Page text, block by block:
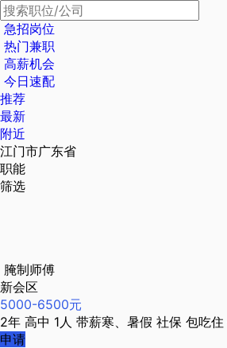
急招岗位
热门兼职
高薪机会
今日速配
推荐
最新
附近
江门市广东省
职能
筛选
腌制师傅
新会区
5000-6500元
2年 高中 1人 带薪寒、暑假 社保 包吃住
申请